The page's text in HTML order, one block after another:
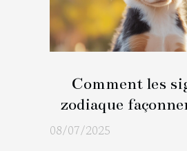
Comment les
zodiaque
traits de votre
08/07/2025